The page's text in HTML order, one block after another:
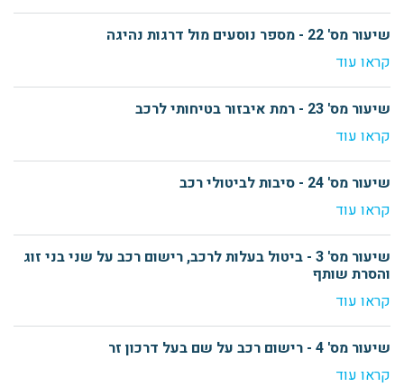
שיעור מס' 22 - מספר נוסעים מול דרגות נהיגה
קראו עוד
שיעור מס' 23 - רמת איבזור בטיחותי לרכב
קראו עוד
שיעור מס' 24 - סיבות לביטולי רכב
קראו עוד
שיעור מס' 3 - ביטול בעלות לרכב, רישום רכב על שני בני זוג
והסרת שותף
קראו עוד
שיעור מס' 4 - רישום רכב על שם בעל דרכון זר
קראו עוד